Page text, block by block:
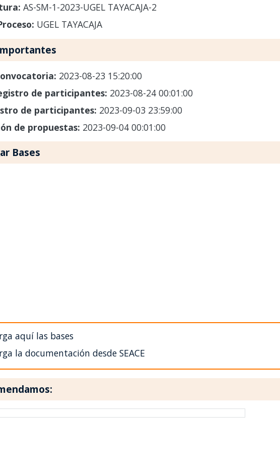
AS-SM-1-2023-UGEL TAYACAJA-2
UGEL TAYACAJA
2023-08-23 15:20:00
de participantes: 2023-08-24 00:01:00
de participantes: 2023-09-03 23:59:00
de propuestas: 2023-09-04 00:01:00
Bases
aquí las bases
la documentación desde SEACE